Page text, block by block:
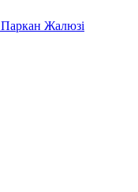
Паркан Жалюзі